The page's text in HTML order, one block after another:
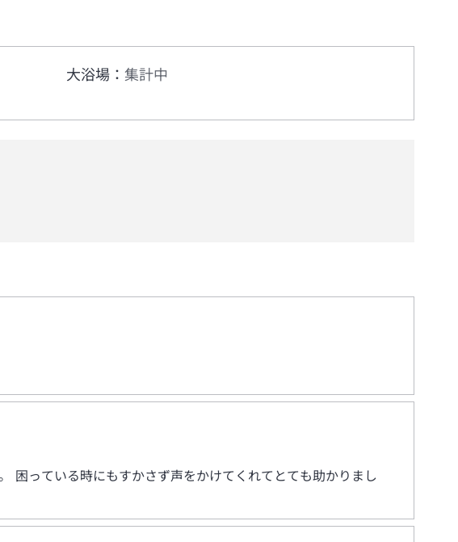
大浴場 ： 集計中
困っている時にもすかさず声をかけてくれてとても助かりまし